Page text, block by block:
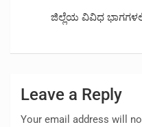
ಜಿಲ್ಲೆಯ ವಿವಿಧ
Leave a Reply
Your email address will